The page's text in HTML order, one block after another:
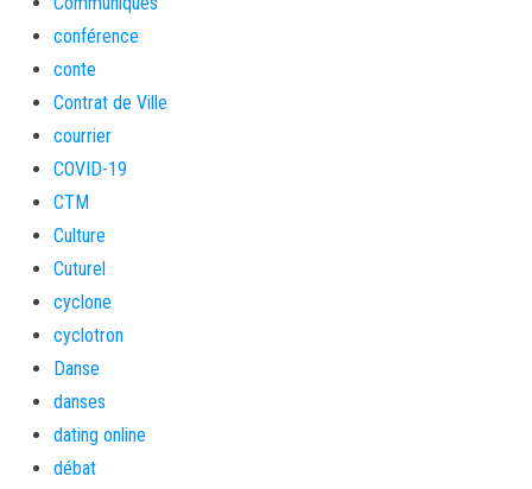
conférence
conte
Contrat de Ville
courrier
COVID-19
CTM
Culture
Cuturel
cyclone
cyclotron
Danse
danses
dating online
débat